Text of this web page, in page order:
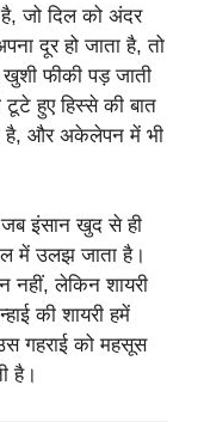
है, जो दिल को अंदर
दूर हो जाता है, तो
फीकी पड़ जाती
टूटे हुए हिस्से की बात
है, और अकेलेपन में भी
जब इंसान खुद से ही
में उलझ जाता है।
नहीं, लेकिन शायरी
की शायरी हमें
गहराई को महसूस
है।